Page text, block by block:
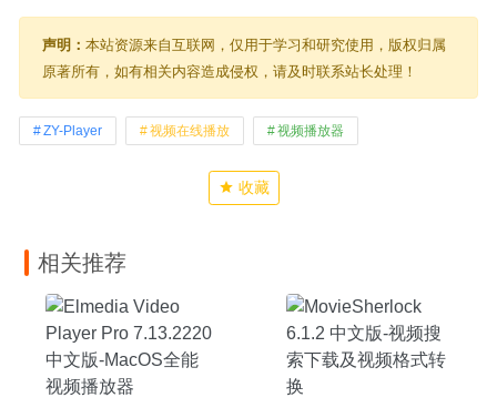
声明： 本站资源来自互联网，仅用于学习和研究使用，版权归属
原著所有，如有相关内容造成侵权，请及时联系站长处理！
ZY-Player 视频在线播放 视频播放器
收藏
相关推荐